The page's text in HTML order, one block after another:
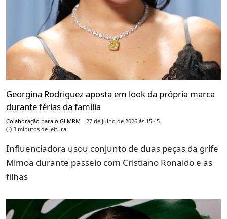
Georgina Rodriguez aposta em look da própria marca
durante férias da família
Colaboração para o GLMRM
27 de julho de 2026 às 15:45
3 minutos de leitura
Influenciadora usou conjunto de duas peças da grife
Mimoa durante passeio com Cristiano Ronaldo e as
filhas